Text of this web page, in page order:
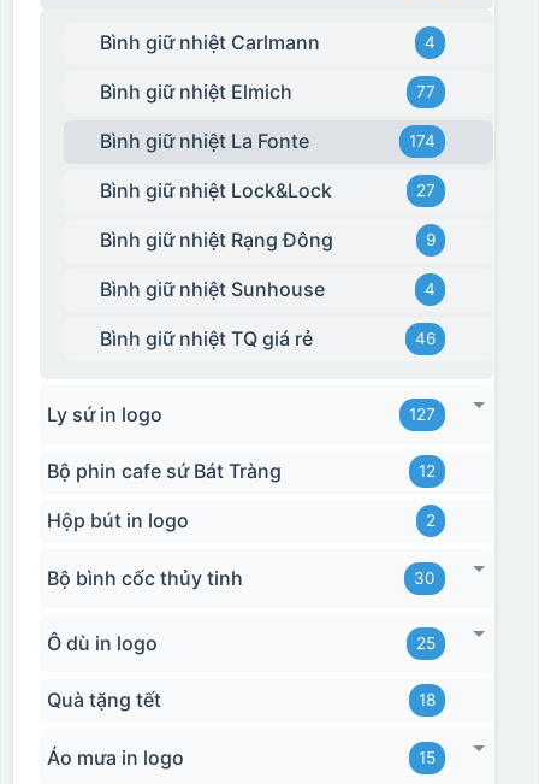
Bình giữ nhiệt Carlmann 4
Bình giữ nhiệt Elmich 77
Bình giữ nhiệt La Fonte 174
Bình giữ nhiệt Lock&Lock 27
Bình giữ nhiệt Rạng Đông 9
Bình giữ nhiệt Sunhouse 4
Bình giữ nhiệt TQ giá rẻ 46
Ly sứ in logo 127
Bộ phin cafe sứ Bát Tràng 12
Hộp bút in logo 2
Bộ bình cốc thủy tinh 30
Ô dù in logo 25
Quà tặng tết 18
Áo mưa in logo 15